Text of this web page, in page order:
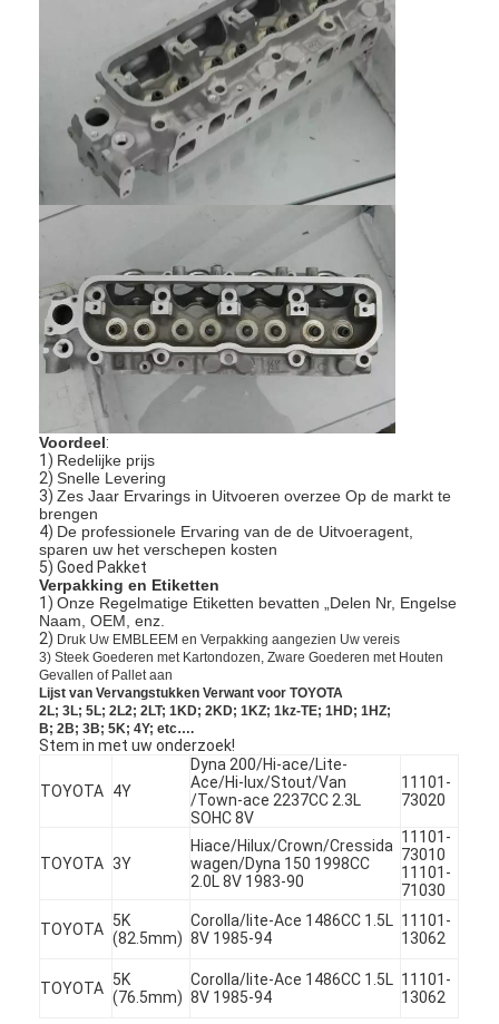
Producten
Video's
Voordeel:
1) Redelijke prijs
2)Snelle Levering
3)Zes Jaar Ervarings in Uitvoeren overzee Op de markt te
brengen
4) De professionele Ervaring van de de Uitvoeragent,
sparen uw het verschepen kosten
5) Goed Pakket
Verpakking en Etiketten
1)Onze Regelmatige Etiketten bevatten „Delen Nr, Engelse
Naam, OEM, enz.
2) Druk Uw EMBLEEM en Verpakking aangezien Uw vereis
3) Steek Goederen met Kartondozen, Zware Goederen met Houten
Gevallen of Pallet aan
Lijst van Vervangstukken Verwant voor TOYOTA
2L; 3L; 5L; 2L2; 2LT; 1KD; 2KD; 1KZ; 1kz-TE; 1HD; 1HZ;
B; 2B; 3B; 5K; 4Y; etc….
Stem in met uw onderzoek!
TOYOTA 4Y
Dyna 200/Hi-ace/Lite-
Ace/Hi-lux/Stout/Van
/Town-ace 2237CC 2.3L
SOHC 8V
11101-
73020
TOYOTA 3Y
Hiace/Hilux/Crown/Cressida
wagen/Dyna 150 1998CC
2.0L 8V 1983-90
11101-
73010
11101-
71030
TOYOTA 5K
(82.5mm)
Corolla/lite-Ace 1486CC 1.5L
8V 1985-94
11101-
13062
TOYOTA 5K
(76.5mm)
Corolla/lite-Ace 1486CC 1.5L
8V 1985-94
11101-
13062